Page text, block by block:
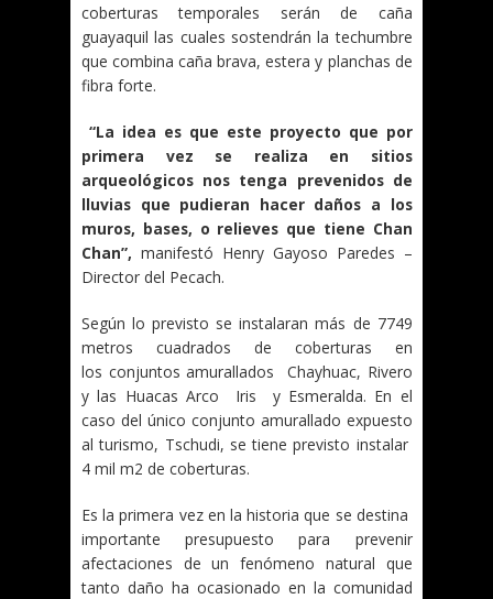
coberturas temporales serán de caña
guayaquil las cuales sostendrán la techumbre
que combina caña brava, estera y planchas de
fibra forte.
“La idea es que este proyecto que por
primera vez se realiza en sitios
arqueológicos nos tenga prevenidos de
lluvias que pudieran hacer daños a los
muros, bases, o relieves que tiene Chan
Chan”, manifestó Henry Gayoso Paredes –
Director del Pecach.
Según lo previsto se instalaran más de 7749
metros cuadrados de coberturas en
los conjuntos amurallados
Chayhuac, Rivero
y las Huacas Arco Iris y Esmeralda. En el
caso del único conjunto amurallado expuesto
al turismo, Tschudi, se tiene previsto instalar
4 mil m2 de coberturas.
Es la primera vez en la historia que se destina
importante presupuesto para prevenir
afectaciones de un fenómeno natural que
tanto daño ha ocasionado en la comunidad